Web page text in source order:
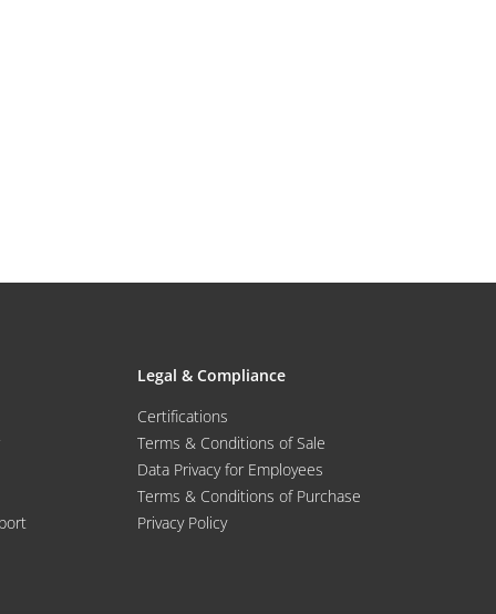
Legal & Compliance
Certifications
Terms & Conditions of Sale
Data Privacy for Employees
Terms & Conditions of Purchase
Privacy Policy